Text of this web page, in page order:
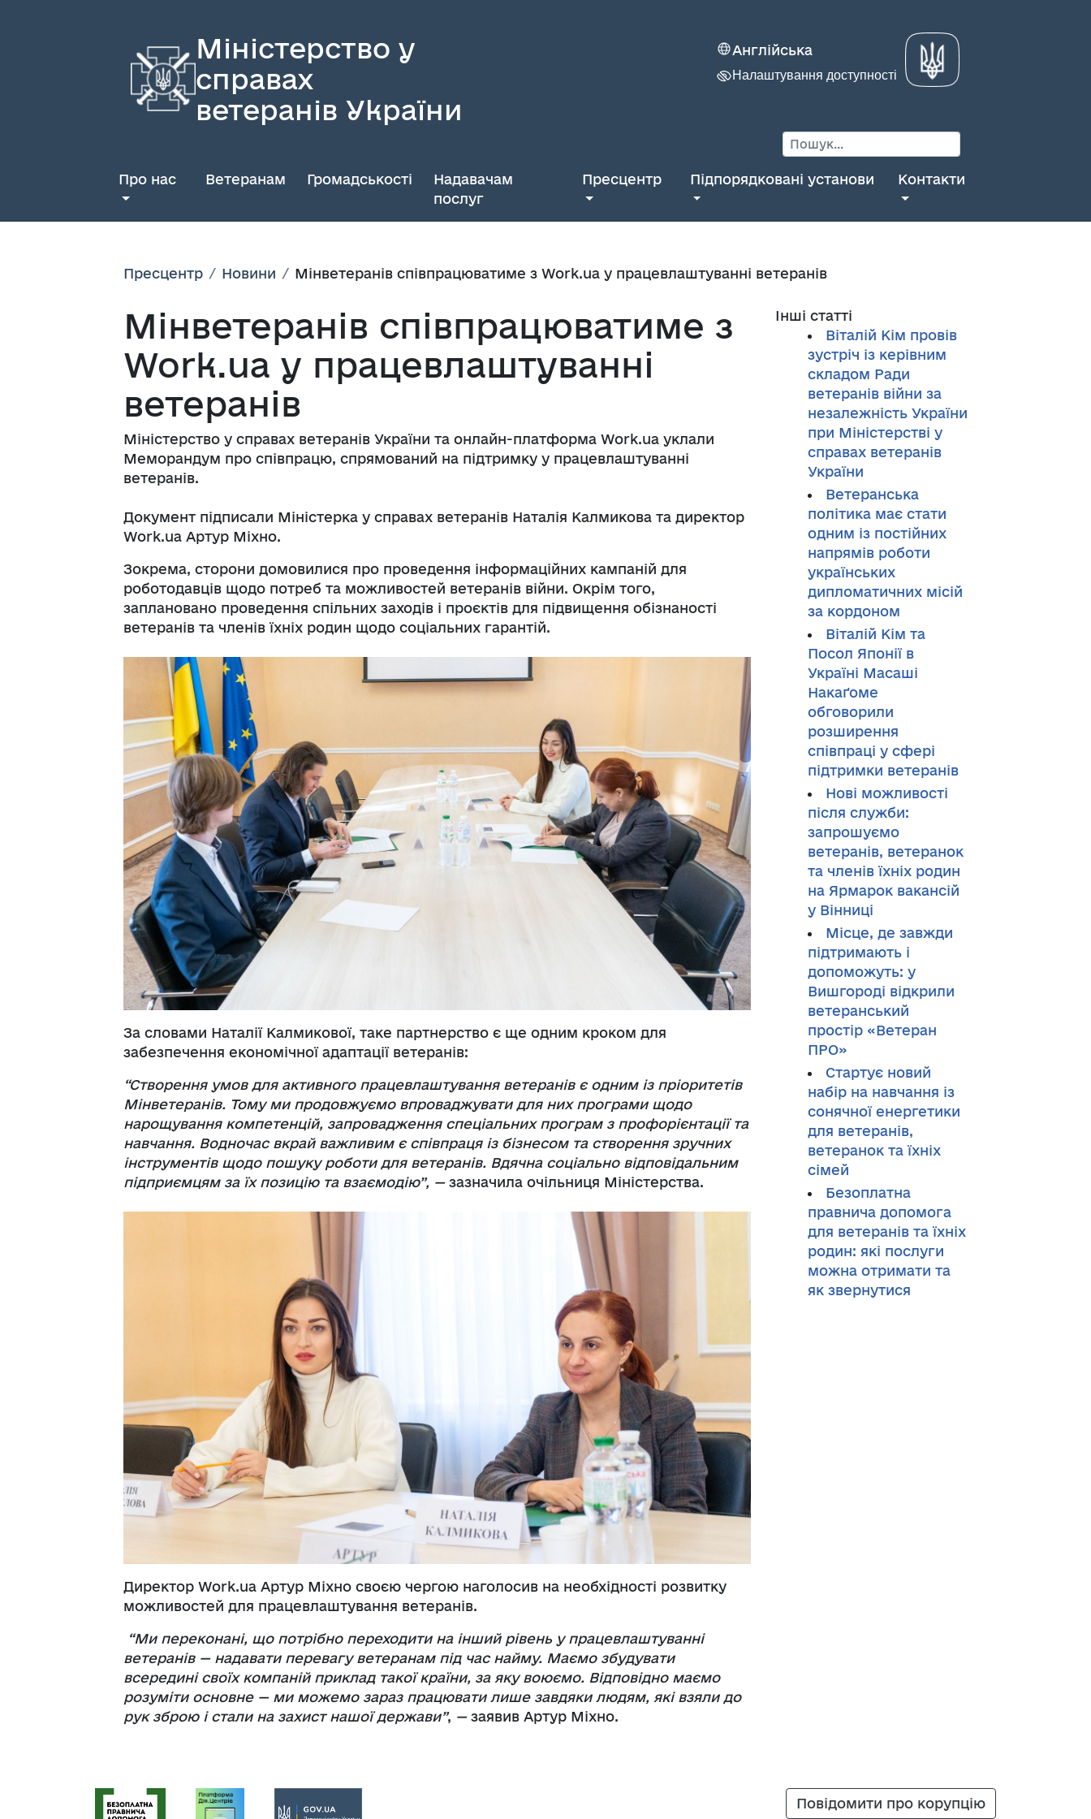
Міністерство у
справах
ветеранів України
Англійська
Налаштування доступності
Про нас Ветеранам Громадськості
Надавачам
послуг
Пресцентр Підпорядковані установи Контакти
Пресцентр Новини Мінветеранів співпрацюватиме з Work.ua у працевлаштуванні ветеранів
Мінветеранів співпрацюватиме з
Work.ua у працевлаштуванні
ветеранів
Міністерство у справах ветеранів України та онлайн-платформа Work.ua уклали
Меморандум про співпрацю, спрямований на підтримку у працевлаштуванні
ветеранів.
Документ підписали Міністерка у справах ветеранів Наталія Калмикова та директор
Work.ua Артур Міхно.
Зокрема, сторони домовилися про проведення інформаційних кампаній для
роботодавців щодо потреб та можливостей ветеранів війни. Окрім того,
заплановано проведення спільних заходів і проєктів для підвищення обізнаності
ветеранів та членів їхніх родин щодо соціальних гарантій.
За словами Наталії Калмикової, таке партнерство є ще одним кроком для
забезпечення економічної адаптації ветеранів:
“Створення умов для активного працевлаштування ветеранів є одним із пріоритетів
Мінветеранів. Тому ми продовжуємо впроваджувати для них програми щодо
нарощування компетенцій, запровадження спеціальних програм з профорієнтації та
навчання. Водночас вкрай важливим є співпраця із бізнесом та створення зручних
інструментів щодо пошуку роботи для ветеранів. Вдячна соціально відповідальним
підприємцям за їх позицію та взаємодію”, —зазначила очільниця Міністерства.
Директор Work.ua Артур Міхно своєю чергою наголосив на необхідності розвитку
можливостей для працевлаштування ветеранів.
“Ми переконані, що потрібно переходити на інший рівень у працевлаштуванні
ветеранів — надавати перевагу ветеранам під час найму. Маємо збудувати
всередині своїх компаній приклад такої країни, за яку воюємо. Відповідно маємо
розуміти основне — ми можемо зараз працювати лише завдяки людям, які взяли до
рук зброю і стали на захист нашої держави”, —заявив Артур Міхно.
Інші статті
Віталій Кім провів
зустріч із керівним
складом Ради
ветеранів війни за
незалежність України
при Міністерстві у
справах ветеранів
України
Ветеранська
політика має стати
одним із постійних
напрямів роботи
українських
дипломатичних місій
за кордоном
Віталій Кім та
Посол Японії в
Україні Масаші
Накаґоме
обговорили
розширення
співпраці у сфері
підтримки ветеранів
Нові можливості
після служби:
запрошуємо
ветеранів, ветеранок
та членів їхніх родин
на Ярмарок вакансій
у Вінниці
Місце, де завжди
підтримають і
допоможуть: у
Вишгороді відкрили
ветеранський
простір «Ветеран
ПРО»
Стартує новий
набір на навчання із
сонячної енергетики
для ветеранів,
ветеранок та їхніх
сімей
Безоплатна
правнича допомога
для ветеранів та їхніх
родин: які послуги
можна отримати та
як звернутися
Повідомити про корупцію